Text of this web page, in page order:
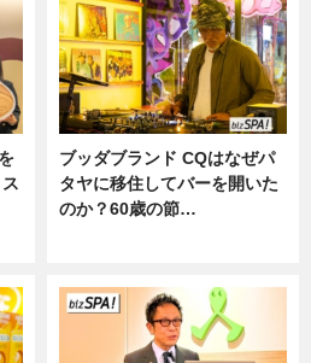
ブッダブランド CQはなぜパ
タヤに移住してバーを開いた
のか？60歳の節…